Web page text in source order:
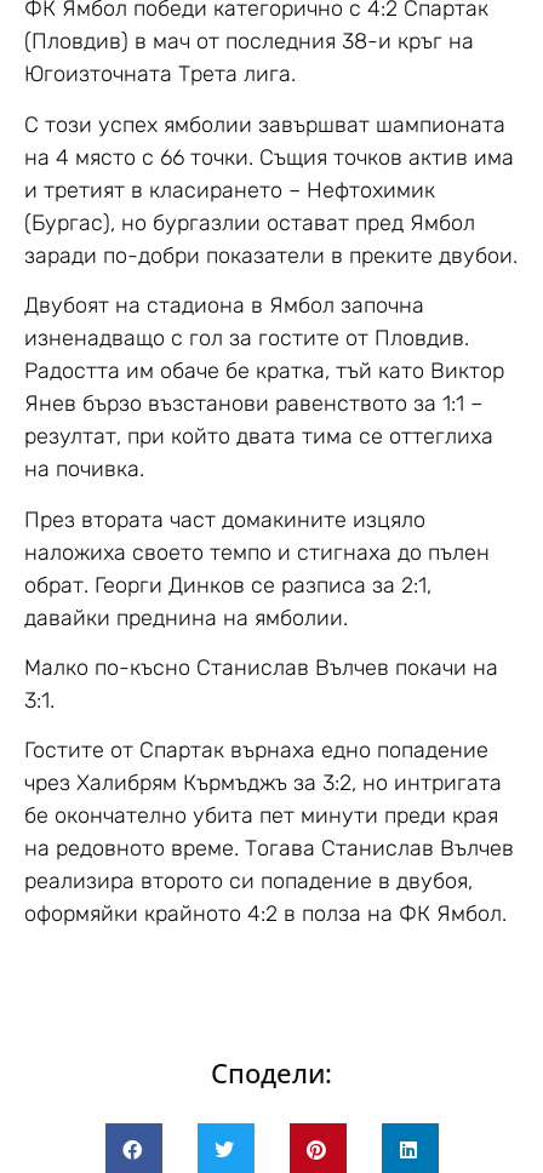
ФК Ямбол победи категорично с 4:2 Спартак
(Пловдив) в мач от последния 38-и кръг на
Югоизточната Трета лига.
С този успех ямболии завършват шампионата
на 4 място с 66 точки. Същия точков актив има
и третият в класирането – Нефтохимик
(Бургас), но бургазлии остават пред Ямбол
заради по-добри показатели в преките двубои.
Двубоят на стадиона в Ямбол започна
изненадващо с гол за гостите от Пловдив.
Радостта им обаче бе кратка, тъй като Виктор
Янев бързо възстанови равенството за 1:1 –
резултат, при който двата тима се оттеглиха
на почивка.
През втората част домакините изцяло
наложиха своето темпо и стигнаха до пълен
обрат. Георги Динков се разписа за 2:1,
давайки преднина на ямболии.
Малко по-късно Станислав Вълчев покачи на
3:1.
Гостите от Спартак върнаха едно попадение
чрез Халибрям Кърмъджъ за 3:2, но интригата
бе окончателно убита пет минути преди края
на редовното време. Тогава Станислав Вълчев
реализира второто си попадение в двубоя,
оформяйки крайното 4:2 в полза на ФК Ямбол.
Сподели: